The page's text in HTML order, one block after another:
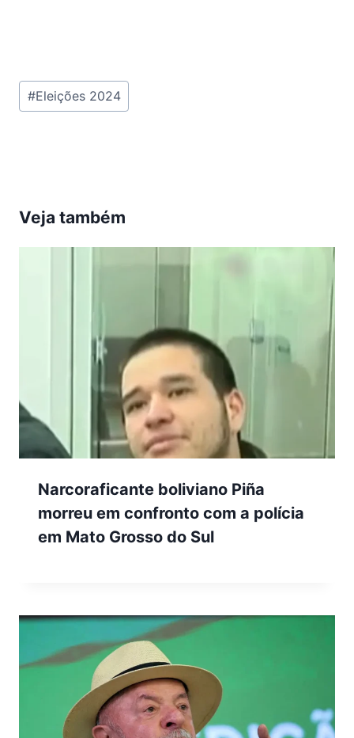
Tags
do
#Eleições 2024
Veja também
Narcoraficante boliviano Piña
morreu em confronto com a polícia
em Mato Grosso do Sul